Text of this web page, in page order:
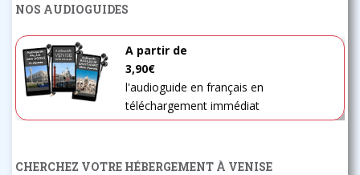
NOS AUDIOGUIDES
A partir de
3,90€
l'audioguide en français en
téléchargement immédiat
CHERCHEZ VOTRE HÉBERGEMENT À VENISE